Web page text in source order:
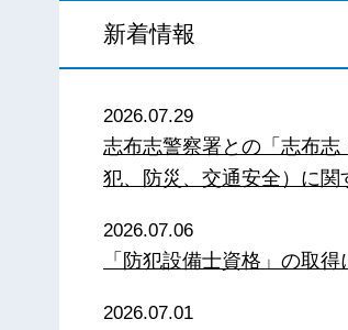
新着情報
2026.07.29
志布志警察署との「志布
犯、防災、交通安全）に
2026.07.06
「防犯設備士資格」の取得
2026.07.01